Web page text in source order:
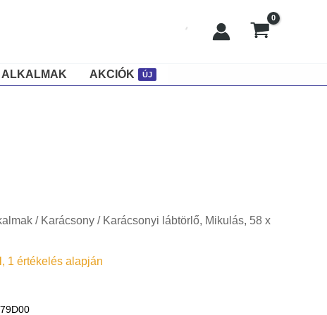
ALKALMAK AKCIÓK ÚJ
/ Karácsony/ Karácsonyi lábtörlő, Mikulás, 58 x
1 értékelés alapján